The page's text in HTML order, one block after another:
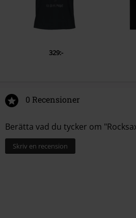
329:-
0 Recensioner
Berätta vad du tycker om
Skriv en recension